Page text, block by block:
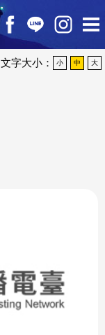
文字大小： 小 中 大